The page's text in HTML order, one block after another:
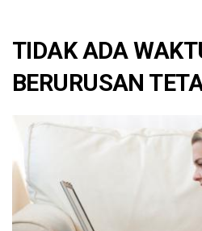
TIDAK ADA
BERURUSAN